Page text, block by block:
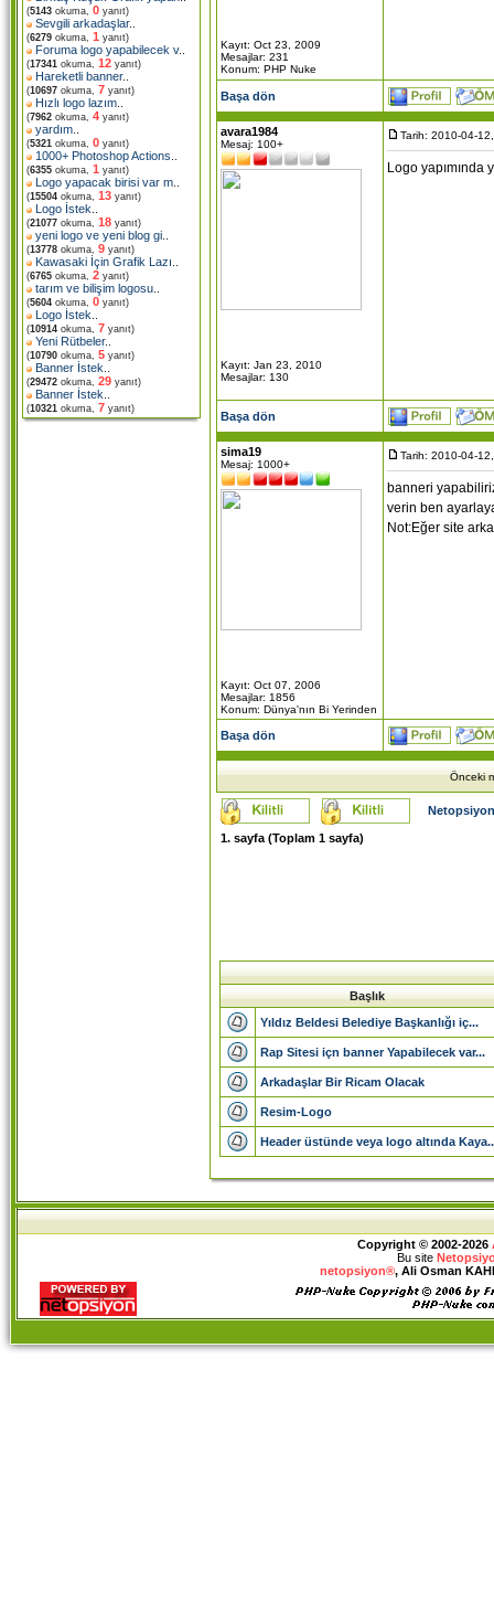
(5143 okuma, 0 yanıt)
Sevgili arkadaşlar..
(6279 okuma, 1 yanıt)
Foruma logo yapabilecek v..
(17341 okuma, 12 yanıt)
Hareketli banner..
(10697 okuma, 7 yanıt)
Hızlı logo lazım
(7962 okuma, 4 yanıt)
yardım
(5321 okuma, 0 yanıt)
1000+ Photoshop Actions
(6355 okuma, 1 yanıt)
Logo yapacak birisi var m
(15504 okuma, 13 yanıt)
Logo İstek
(21077 okuma, 18 yanıt)
yeni logo ve yeni blog gi
(13778 okuma, 9 yanıt)
Kawasaki İçin Grafik Lazı
(6765 okuma, 2 yanıt)
tarım ve bilişim logosu
(5604 okuma, 0 yanıt)
Logo İstek
(10914 okuma, 7 yanıt)
Yeni Rütbeler..
(10790 okuma, 5 yanıt)
Banner İstek
(29472 okuma, 29 yanıt)
Banner İstek
(10321 okuma, 7 yanıt)
Kayıt: Oct 23, 2009
Mesajlar: 231
Konum: PHP Nuke
Başa dön
avara1984
Mesaj: 100+
Kayıt: Jan 23, 2010
Mesajlar: 130
Tarih: 2010-04-
Logo yapımında
Başa dön
sima19
Mesaj: 1000+
Kayıt: Oct 07, 2006
Mesajlar: 1856
Konum: Dünya'nın Bi Yerinden
Tarih: 2010-04-
banneri
verin ben
Not:Eğer site
Başa dön
Önceki
1. sayfa (Toplam 1 sayfa)
Başlık
Yıldız Beldesi Belediye Başkanlığı iç...
Rap Sitesi içn banner Yapabilecek var...
Arkadaşlar Bir Ricam Olacak
Resim-Logo
Header üstünde veya logo altında
Copyright © 2002-2026
Bu site
netopsiyon®, Ali Osman